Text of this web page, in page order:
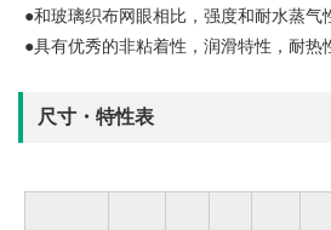
●和玻璃织布网眼相比，强度和耐水蒸气
●具有优秀的非粘着性，润滑特性，耐热
尺寸・特性表